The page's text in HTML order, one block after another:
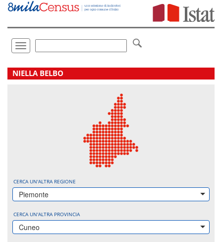
Vai
direttamente
Toggle
navigation
.
NIELLA BELBO
CERCA UN'ALTRA REGIONE
Piemonte
CERCA UN'ALTRA PROVINCIA
Cuneo